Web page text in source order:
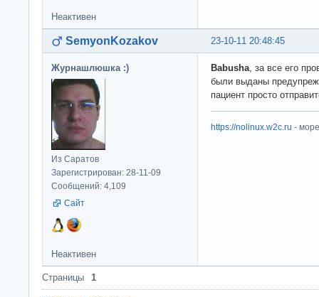
Неактивен
23-10-11 20:48:45
SemyonKozakov
Журнашлюшка :)
Из Саратов
Зарегистрирован: 28-11-09
Сообщений: 4,109
Сайт
Babusha, за все его
были выданы
пациент просто
https://nolinux.w2c.ru -
Неактивен
Страницы 1